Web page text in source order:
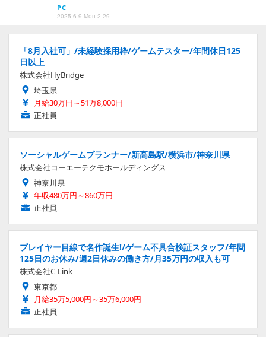
PC
2025.6.9 Mon 2:29
「8月入社可」/未経験採用枠/ゲームテスター/年間休日125
日以上
株式会社HyBridge
埼玉県
月給30万円～51万8,000円
正社員
ソーシャルゲームプランナー/新高島駅/横浜市/神奈川県
株式会社コーエーテクモホールディングス
神奈川県
年収480万円～860万円
正社員
プレイヤー目線で名作誕生!/ゲーム不具合検証スタッフ/年間
125日のお休み/週2日休みの働き方/月35万円の収入も可
株式会社C-Link
東京都
月給35万5,000円～35万6,000円
正社員